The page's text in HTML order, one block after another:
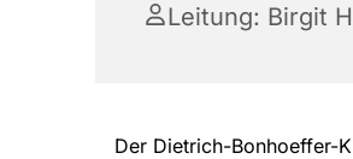
Leitung: Birgit
Der Dietrich-Bonhoeffer-